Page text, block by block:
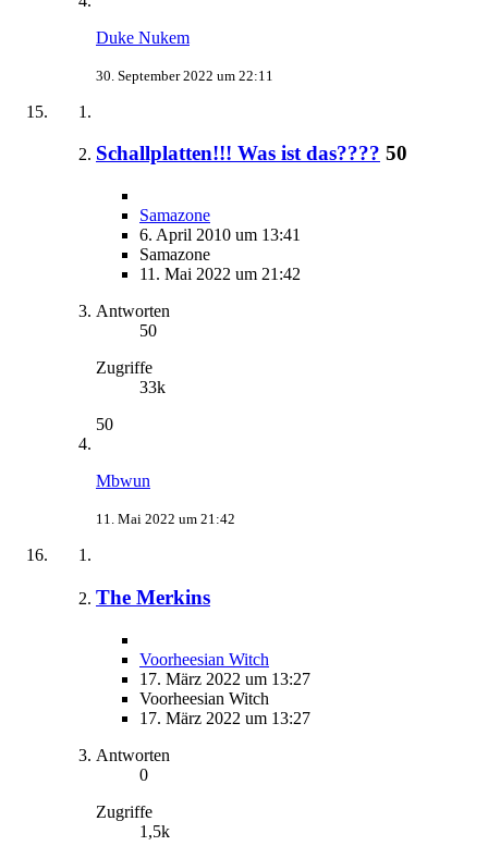
Duke Nukem
30. September 2022 um 22:11
Schallplatten!!! Was ist das???? 50
Samazone
6. April 2010 um 13:41
Samazone
11. Mai 2022 um 21:42
Antworten
50
Zugriffe
33k
50
Mbwun
11. Mai 2022 um 21:42
The Merkins
Voorheesian Witch
17. März 2022 um 13:27
Voorheesian Witch
17. März 2022 um 13:27
Antworten
0
Zugriffe
1,5k